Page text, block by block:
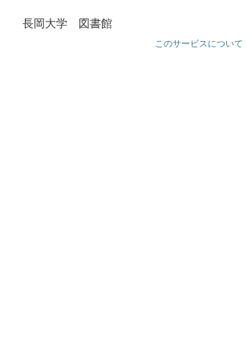
長岡大学 図書館
このサービスについて